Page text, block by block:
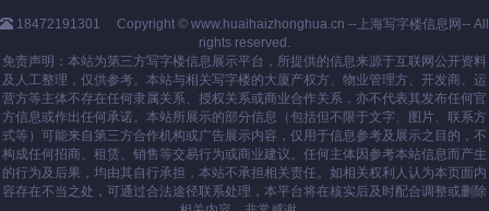
18472191301
Copyright © www.huaihaizhonghua.cn --上海写字楼信息网-- All
rights reserved.
免责声明：本站为第三方写字楼信息展示平台，所提供的信息来源于互联网公开资料
及人工整理，仅供参考。本站与相关写字楼的大厦产权方、物业管理方、开发商、运
营方等主体不存在任何隶属关系、授权关系或商业合作关系，亦不代表其发布任何官
方信息或作出任何承诺。本站所展示的部分信息（包括但不限于文字、图片、联系方
式等）可能来自第三方合作机构或广告展示内容，仅用于信息参考及展示之目的，不
构成任何招商、租赁、销售等交易行为或商业建议。任何主体因参考本站信息而产生
的行为及后果，均由其自行承担，本站不承担相关责任。如相关权利人认为本页面内
容存在不当之处，可通过合法途径联系处理，本平台将在核实后及时配合调整或删除